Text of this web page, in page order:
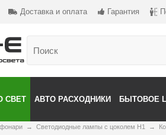
Доставка и оплата Гарантия
СВЕТ АВТО РАСХОДНИКИ БЫТОВОЕ
→ Светодиодные лампы с цоколем Н1 →